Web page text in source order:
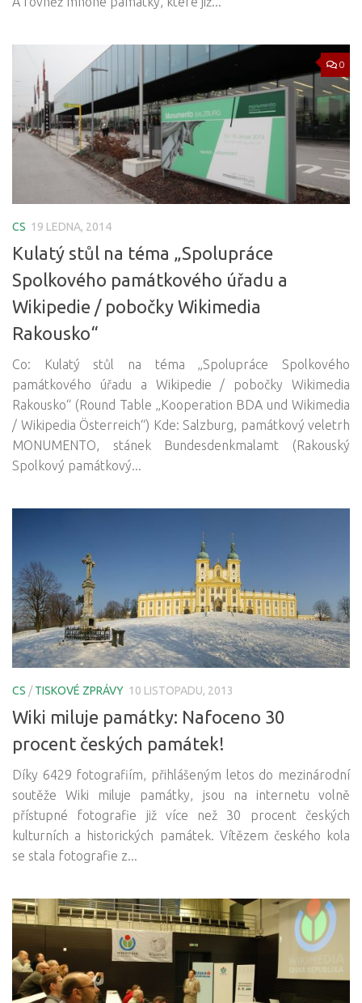
0
CS 19 LEDNA, 2014
Kulatý stůl na téma „Spolupráce
Spolkového památkového úřadu a
Wikipedie / pobočky Wikimedia
Rakousko“
Co: Kulatý stůl na téma „Spolupráce Spolkového
památkového úřadu a Wikipedie / pobočky Wikimedia
Rakousko“ (Round Table „Kooperation BDA und Wikimedia
/ Wikipedia Österreich“) Kde: Salzburg, památkový veletrh
MONUMENTO, stánek Bundesdenkmalamt (Rakouský
Spolkový památkový...
CS /TISKOVÉ ZPRÁVY 10 LISTOPADU, 2013
Wiki miluje památky: Nafoceno 30
procent českých památek!
Díky 6429 fotografiím, přihlášeným letos do mezinárodní
soutěže Wiki miluje památky, jsou na internetu volně
přístupné fotografie již více než 30 procent českých
kulturních a historických památek. Vítězem českého kola
se stala fotografie z...